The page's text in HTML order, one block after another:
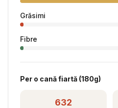
Grăsimi
Fibre
Per o cană fiartă (180g)
632